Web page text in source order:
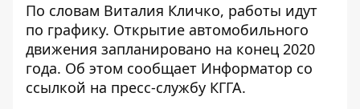
По словам Виталия Кличко, работы идут
по графику. Открытие автомобильного
движения запланировано на конец 2020
года. Об этом сообщает Информатор со
ссылкой на пресс-службу КГГА.